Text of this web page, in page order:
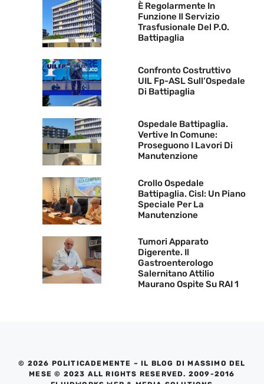
È Regolarmente In
Funzione Il Servizio
Trasfusionale Del P.O.
Battipaglia
Confronto Costruttivo
UIL Fp-ASL Sull’Ospedale
Di Battipaglia
Ospedale Battipaglia.
Vertive In Comune:
Proseguono I Lavori Di
Manutenzione
Crollo Ospedale
Battipaglia. Cisl: Un Piano
Speciale Per La
Manutenzione
Tumori Apparato
Digerente. Il
Gastroenterologo
Salernitano Attilio
Maurano Ospite Su RAI 1
© 2026 POLITICADEMENTE – IL BLOG DI MASSIMO DEL
MESE © 2023 ALL RIGHTS RESERVED. 2009-2016